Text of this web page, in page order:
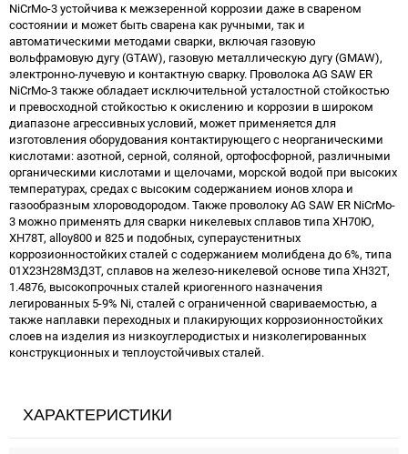
NiCrMo-3 устойчива к межзеренной коррозии даже в свареном
состоянии и может быть сварена как ручными, так и
автоматическими методами сварки, включая газовую
вольфрамовую дугу (GTAW), газовую металлическую дугу (GMAW),
электронно-лучевую и контактную сварку. Проволока AG SAW ER
NiCrMo-3 также обладает исключительной усталостной стойкостью
и превосходной стойкостью к окислению и коррозии в широком
диапазоне агрессивных условий, может применяется для
изготовления оборудования контактирующего с неорганическими
кислотами: азотной, серной, соляной, ортофосфорной, различными
органическими кислотами и щелочами, морской водой при высоких
температурах, средах с высоким содержанием ионов хлора и
газообразным хлороводородом. Также проволоку AG SAW ER NiCrMo-
3 можно применять для сварки никелевых сплавов типа ХН70Ю,
ХН78Т, alloy800 и 825 и подобных, супераустенитных
коррозионностойких сталей с содержанием молибдена до 6%, типа
01Х23Н28М3Д3Т, сплавов на железо-никелевой основе типа ХН32Т,
1.4876, высокопрочных сталей криогенного назначения
легированных 5-9% Ni, сталей с ограниченной свариваемостью, а
также наплавки переходных и плакирующих коррозионностойких
слоев на изделия из низкоуглеродистых и низколегированных
конструкционных и теплоустойчивых сталей.
ХАРАКТЕРИСТИКИ